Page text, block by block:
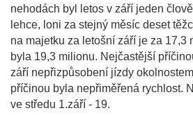
nehodách byl letos v září jeden
lehce, loni za stejný měsíc deset
na majetku za letošní září je za 17,3
byla 19,3 milionu. Nejčastější
září nepřizpůsobení jízdy
příčinou byla nepřiměřená rychlost.
ve středu 1.září - 19.